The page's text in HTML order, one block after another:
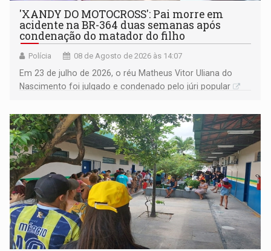
'XANDY DO MOTOCROSS': Pai morre em
acidente na BR-364 duas semanas após
condenação do matador do filho
Polícia 08 de Agosto de 2026 às 14:07
Em 23 de julho de 2026, o réu Matheus Vitor Uliana do
Nascimento foi julgado e condenado pelo júri popular